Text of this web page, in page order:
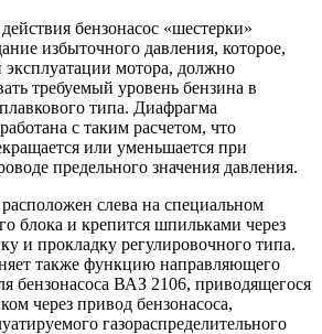
бензонасос «шестерки»
избыточного давления, которое,
эксплуатации мотора, должно
требуемый уровень бензина в
типа. Диафрагма
с таким расчетом, что
или уменьшается при
предельного значения давления.
слева на специальном
блока и крепится шпильками через
и прокладку регулировочного типа.
также функцию направляющего
бензонасоса ВАЗ 2106, приводящегося
через привод бензонасоса,
газораспределительного